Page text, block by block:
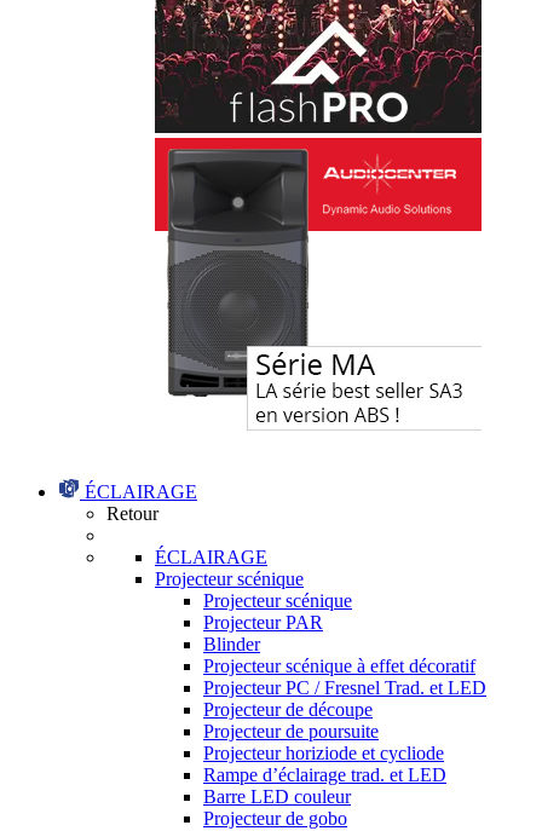
ÉCLAIRAGE
Retour
ÉCLAIRAGE
Projecteur scénique
Projecteur scénique
Projecteur PAR
Blinder
Projecteur scénique à effet décoratif
Projecteur PC / Fresnel Trad. et LED
Projecteur de découpe
Projecteur de poursuite
Projecteur horiziode et cycliode
Rampe d’éclairage trad. et LED
Barre LED couleur
Projecteur de gobo